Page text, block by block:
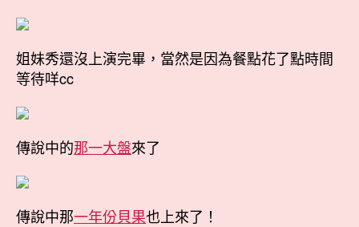
姐妹秀還沒上演完畢，當然是因為餐點花了點時間
等待咩cc
傳說中的那一大盤來了
傳說中那一年份貝果也上來了！